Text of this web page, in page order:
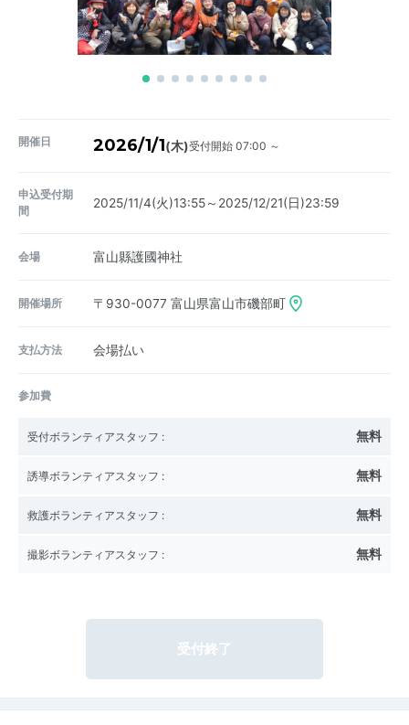
開催日 2026/1/1(木)受付開始 07:00 ～
申込受付期
間
2025/11/4(火)13:55～2025/12/21(日)23:59
会場 富山縣護國神社
開催場所 〒930-0077 富山県富山市磯部町
支払方法 会場払い
参加費
受付ボランティアスタッフ : 無料
誘導ボランティアスタッフ : 無料
救護ボランティアスタッフ : 無料
撮影ボランティアスタッフ : 無料
受付終了